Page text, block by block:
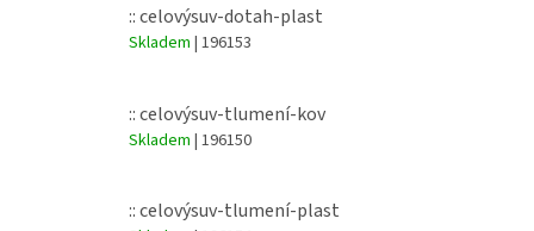
:: celovýsuv-dotah-plast
Skladem | 196153
:: celovýsuv-tlumení-kov
Skladem | 196150
:: celovýsuv-tlumení-plast